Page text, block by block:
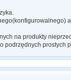
na produkty
podrzędnych prostych